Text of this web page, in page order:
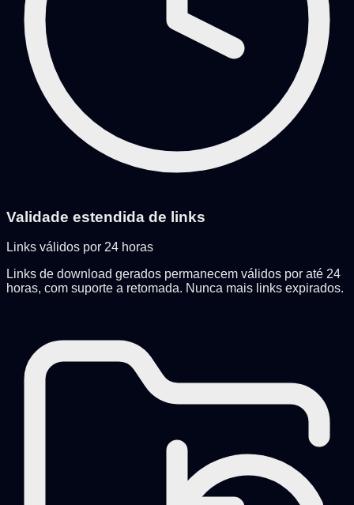
Validade estendida de links
Links válidos por 24 horas
Links de download gerados permanecem válidos por até 24
horas, com suporte a retomada. Nunca mais links expirados.